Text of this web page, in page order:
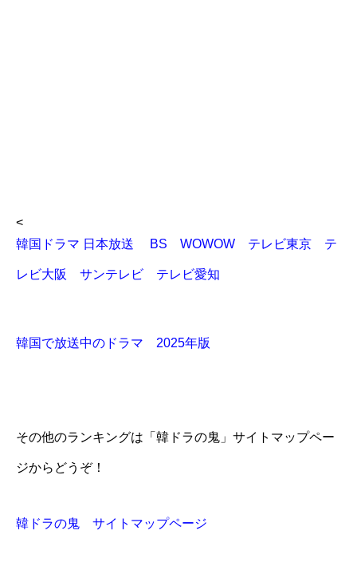
<
韓国ドラマ 日本放送 BS WOWOW テレビ東京 テ
レビ大阪 サンテレビ テレビ愛知
韓国で放送中のドラマ 2025年版
その他のランキングは「韓ドラの鬼」サイトマップペー
ジからどうぞ！
韓ドラの鬼 サイトマップページ